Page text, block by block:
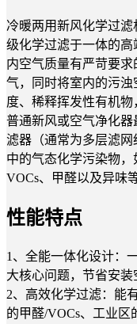
冷暖两用新风化学过
级化学过滤于一体的
内空气质量有严苛要
气，同时将室内的污
度、稀释挥发性有机
普通新风或空气净化
滤器（通常为多层滤
中的气态化学污染物，
VOCs、甲醛以及异味等
性能特点
1、全能一体化设计：
大核心问题，节省安
2、高效化学过滤：能
的甲醛/VOCs、工业区